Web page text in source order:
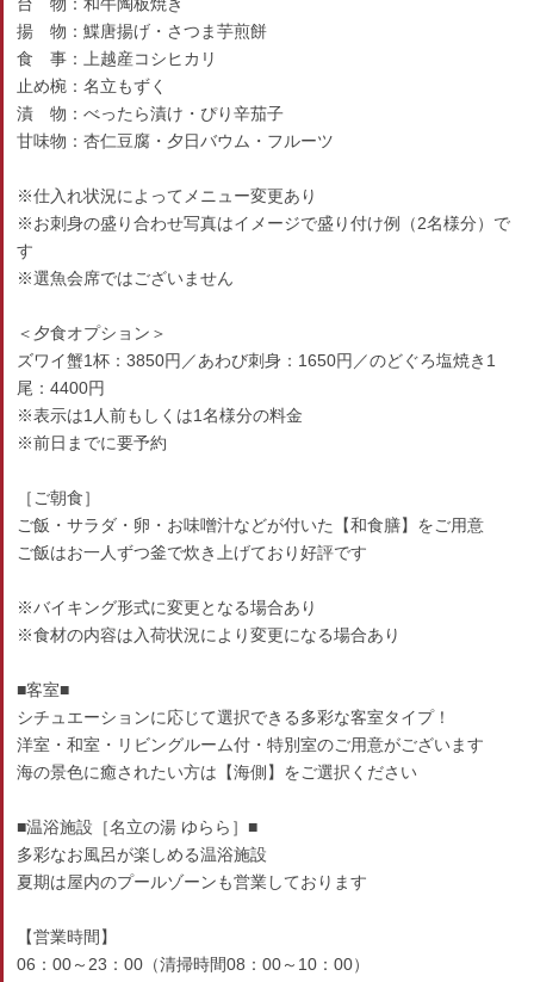
揚 物：鰈唐揚げ・さつま芋煎餅
食 事：上越産コシヒカリ
止め椀：名立もずく
漬 物：べったら漬け・ぴり辛茄子
甘味物：杏仁豆腐・夕日バウム・フルーツ
※仕入れ状況によってメニュー変更あり
※お刺身の盛り合わせ写真はイメージで盛り付け例（2名様分）で
す
※選魚会席ではございません
＜夕食オプション＞
ズワイ蟹1杯：3850円／あわび刺身：1650円／のどぐろ塩焼き1
尾：4400円
※表示は1人前もしくは1名様分の料金
※前日までに要予約
［ご朝食］
ご飯・サラダ・卵・お味噌汁などが付いた【和食膳】をご用意
ご飯はお一人ずつ釜で炊き上げており好評です
※バイキング形式に変更となる場合あり
※食材の内容は入荷状況により変更になる場合あり
■客室■
シチュエーションに応じて選択できる多彩な客室タイプ！
洋室・和室・リビングルーム付・特別室のご用意がございます
海の景色に癒されたい方は【海側】をご選択ください
■温浴施設［名立の湯 ゆらら］■
多彩なお風呂が楽しめる温浴施設
夏期は屋内のプールゾーンも営業しております
【営業時間】
06：00～23：00（清掃時間08：00～10：00）